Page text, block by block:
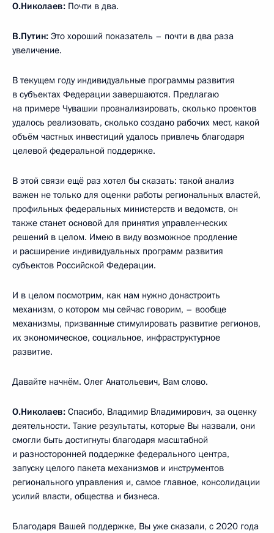
О.Николаев: Почти в два.
В.Путин: Это хороший показатель – почти в два раза
увеличение.
В текущем году индивидуальные программы развития
в субъектах Федерации завершаются. Предлагаю
на примере Чувашии проанализировать, сколько проектов
удалось реализовать, сколько создано рабочих мест, какой
объём частных инвестиций удалось привлечь благодаря
целевой федеральной поддержке.
В этой связи ещё раз хотел бы сказать: такой анализ
важен не только для оценки работы региональных властей,
профильных федеральных министерств и ведомств, он
также станет основой для принятия управленческих
решений в целом. Имею в виду возможное продление
и расширение индивидуальных программ развития
субъектов Российской Федерации.
И в целом посмотрим, как нам нужно донастроить
механизм, о котором мы сейчас говорим, – вообще
механизмы, призванные стимулировать развитие регионов,
их экономическое, социальное, инфраструктурное
развитие.
Давайте начнём. Олег Анатольевич, Вам слово.
О.Николаев: Спасибо, Владимир Владимирович, за оценку
деятельности. Такие результаты, которые Вы назвали, они
смогли быть достигнуты благодаря масштабной
и разносторонней поддержке федерального центра,
запуску целого пакета механизмов и инструментов
регионального управления и, самое главное, консолидации
усилий власти, общества и бизнеса.
Благодаря Вашей поддержке, Вы уже сказали, с 2020 года